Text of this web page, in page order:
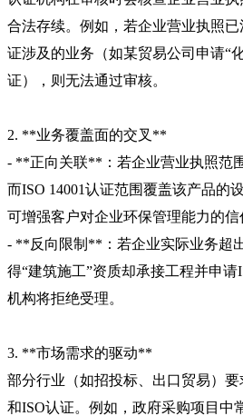
合法存续。例如，若企业营业执照
证涉及的业务（如某贸易公司申请“
证），则无法通过审核。
2. **业务覆盖面的交叉**
- **正向关联**：若企业营业执照范
而ISO 14001认证范围覆盖该产品的
可增强客户对企业环保管理能力的信
- **反向限制**：若企业实际业务超
得“建筑施工”资质却承接工程并申请
机构将拒绝受理。
3. **市场需求的驱动**
部分行业（如招投标、出口贸易）
和ISO认证。例如，政府采购项目中